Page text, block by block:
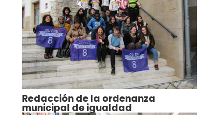
Redacción de la ordenanza
municipal de igualdad